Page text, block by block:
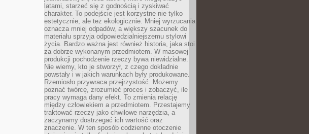
latami, starzeć się z godnością i zyskiwać
charakter. To podejście jest korzystne nie tylko
estetycznie, ale też ekologicznie. Mniej wyrzucania
oznacza mniej odpadów, a większy szacunek do
materiału sprzyja odpowiedzialniejszemu stylowi
życia. Bardzo ważna jest również historia, jaka stoi
za dobrze wykonanym przedmiotem. W masowej
produkcji pochodzenie rzeczy bywa niewidzialne.
Nie wiemy, kto je stworzył, z czego dokładnie
powstały i w jakich warunkach były produkowane.
Rzemiosło przywraca przejrzystość. Możemy
poznać twórcę, zrozumieć proces i zobaczyć, ile
pracy wymaga dany efekt. To zmienia relację
między człowiekiem a przedmiotem. Przestajemy
traktować rzeczy jako chwilowe narzędzia, a
zaczynamy dostrzegać ich wartość oraz
znaczenie. W ten sposób codzienne otoczenie